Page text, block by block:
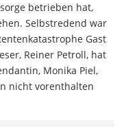
betrieben hat,
Selbstredend war
Gast
Reiner Petroll, hat
Monika Piel,
nicht vorenthalten